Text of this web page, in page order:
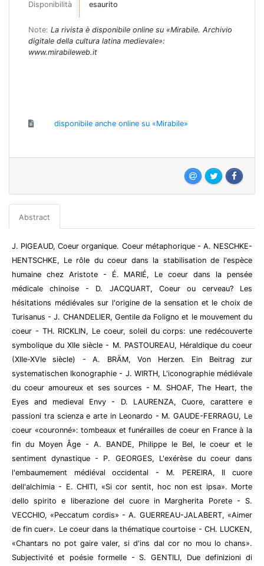
Disponibilità esaurito
Note: La rivista è disponibile online su «Mirabile. Archivio
digitale della cultura latina medievale»:
www.mirabileweb.it
disponibile anche online su «Mirabile»
Abstract
J. PIGEAUD, Coeur organique. Coeur métaphorique - A. NESCHKE-
HENTSCHKE, Le rôle du coeur dans la stabilisation de l'espèce
humaine chez Aristote - É. MARIÉ, Le coeur dans la pensée
médicale chinoise - D. JACQUART, Coeur ou cerveau? Les
hésitations médiévales sur l'origine de la sensation et le choix de
Turisanus - J. CHANDELIER, Gentile da Foligno et le mouvement du
coeur - TH. RICKLIN, Le coeur, soleil du corps: une redécouverte
symbolique du XIIe siècle - M. PASTOUREAU, Héraldique du coeur
(XIIe-XVIe siècle) - A. BRÄM, Von Herzen. Ein Beitrag zur
systematischen Ikonographie - J. WIRTH, L'iconographie médiévale
du coeur amoureux et ses sources - M. SHOAF, The Heart, the
Eyes and medieval Envy - D. LAURENZA, Cuore, carattere e
passioni tra scienza e arte in Leonardo - M. GAUDE-FERRAGU, Le
coeur «couronné»: tombeaux et funérailles de coeur en France à la
fin du Moyen Âge - A. BANDE, Philippe le Bel, le coeur et le
sentiment dynastique - P. GEORGES, L'exérèse du coeur dans
l'embaumement médiéval occidental - M. PEREIRA, Il cuore
dell'alchimia - E. CHITI, «Si cor sentit, hoc non est ipsa». Morte
dello spirito e liberazione del cuore in Margherita Porete - S.
VECCHIO, «Peccatum cordis» - A. GUERREAU-JALABERT, «Aimer
de fin cuer». Le coeur dans la thématique courtoise - CH. LUCKEN,
«Chantars no pot gaire valer, si d'ins dal cor no mou lo chans».
Subjectivité et poésie formelle - S. GENTILI, Due definizioni di